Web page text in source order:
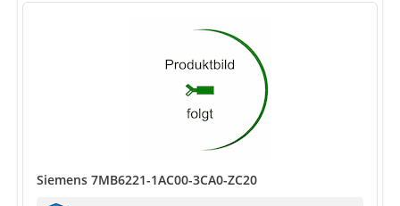
Siemens 7MB6221-1AC00-3CA0-ZC20